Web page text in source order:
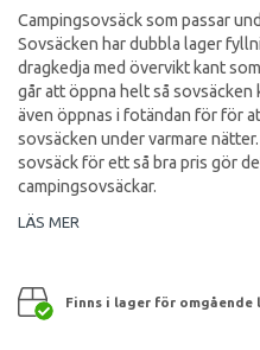
Campingsovsäck som passar
Sovsäcken har dubbla lager
dragkedja med övervikt kant
går att öppna helt så sovsäcken
även öppnas i fotändan för för
sovsäcken under varmare
sovsäck för ett så bra pris gör
campingsovsäckar.
LÄS MER
Finns i lager för omgående